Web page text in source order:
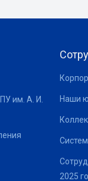
им. А. И.
Наши
2025